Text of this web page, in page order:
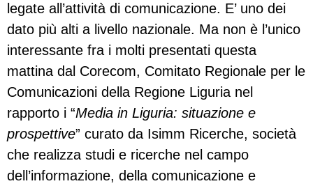
legate all’attività di comunicazione. E’ uno dei
dato più alti a livello nazionale. Ma non è l’unico
interessante fra i molti presentati questa
mattina dal Corecom, Comitato Regionale per le
Comunicazioni della Regione Liguria nel
rapporto i “Media in Liguria: situazione e
prospettive” curato da Isimm Ricerche, società
che realizza studi e ricerche nel campo
dell’informazione, della comunicazione e